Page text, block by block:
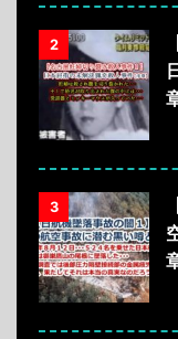
2
3